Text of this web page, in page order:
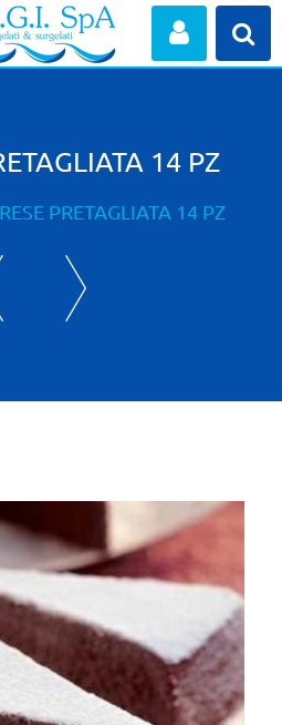
14 PZ
PRETAGLIATA 14 PZ